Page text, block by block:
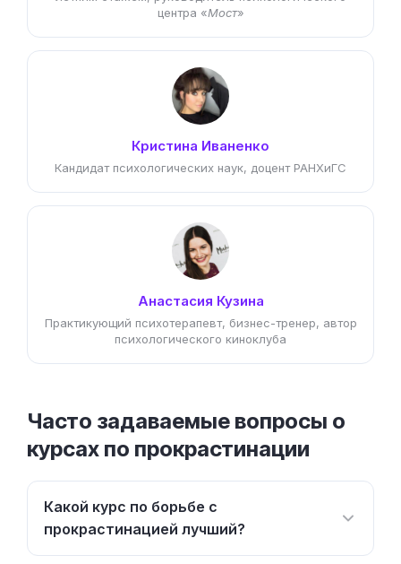
центра «Мост»
Кристина Иваненко
Кандидат психологических наук, доцент РАНХиГС
Анастасия Кузина
Практикующий психотерапевт, бизнес-тренер, автор
психологического киноклуба
Часто задаваемые вопросы о
курсах по прокрастинации
Какой курс по борьбе с
прокрастинацией лучший?